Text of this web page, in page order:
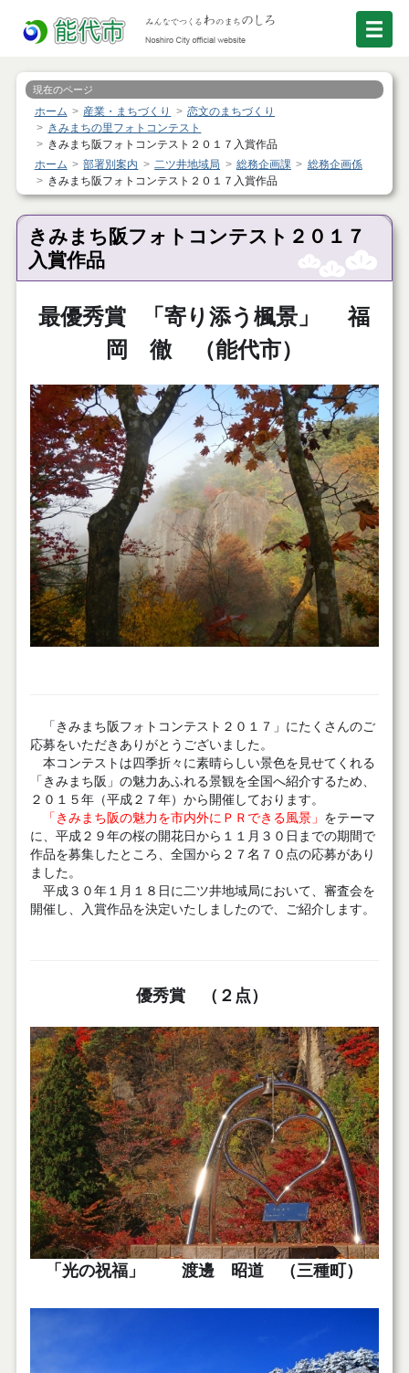
現在のページ
ホーム 産業・まちづくり
恋文のまちづくり
きみまちの里フォトコンテスト
きみまち阪フォトコンテスト２０１７入賞作品
ホーム
部署別案内 二ツ井地域局 総務企画課
総務企画係
きみまち阪フォトコンテスト２０１７入賞作品
きみまち阪フォトコンテスト２０１７
入賞作品
最優秀賞
「寄り添う楓景」 福
岡 徹 （能代市）
「きみまち阪フォトコンテスト２０１７」にたくさんのご
応募をいただきありがとうございました。
本コンテストは四季折々に素晴らしい景色を見せてくれる
「きみまち阪」の魅力あふれる景観を全国へ紹介するため、
２０１５年（平成２７年）から開催しております。
「きみまち阪の魅力を市内外にＰＲできる風景」 をテーマ
に、平成２９年の桜の開花日から１１月３０日までの期間で
作品を募集したところ、全国から２７名７０点の応募があり
ました。
平成３０年１月１８日に二ツ井地域局において、審査会を
開催し、入賞作品を決定いたしましたので、ご紹介します。
優秀賞 （２点）
「光の祝福」 渡邊 昭道 （三種町）